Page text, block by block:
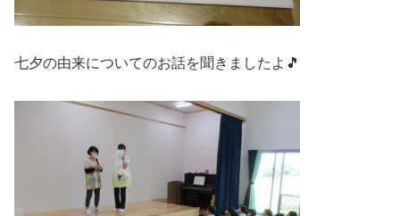
七夕の由来についてのお話を聞きましたよ🎵